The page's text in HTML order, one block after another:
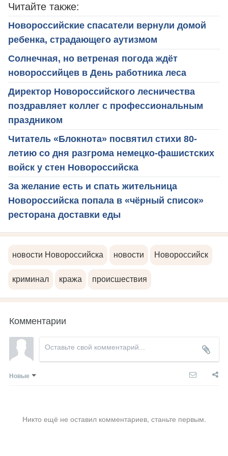
Читайте также:
Новороссийские спасатели вернули домой
ребенка, страдающего аутизмом
Солнечная, но ветреная погода ждёт
новороссийцев в День работника леса
Директор Новороссийского лесничества
поздравляет коллег с профессиональным
праздником
Читатель «Блокнота» посвятил стихи 80-
летию со дня разгрома немецко-фашистских
войск у стен Новороссийска
За желание есть и спать жительница
Новороссийска попала в «чёрный список»
ресторана доставки еды
новости Новороссийска новости Новороссийск
криминал кража происшествия
Комментарии
Новые
Никто ещё не оставил комментариев, станьте первым.